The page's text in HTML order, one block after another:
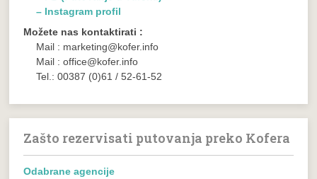
– Instagram profil
Možete nas kontaktirati :
Mail : marketing@kofer.info
Mail : office@kofer.info
Tel.: 00387 (0)61 / 52-61-52
Zašto rezervisati putovanja preko Kofera
Odabrane agencije